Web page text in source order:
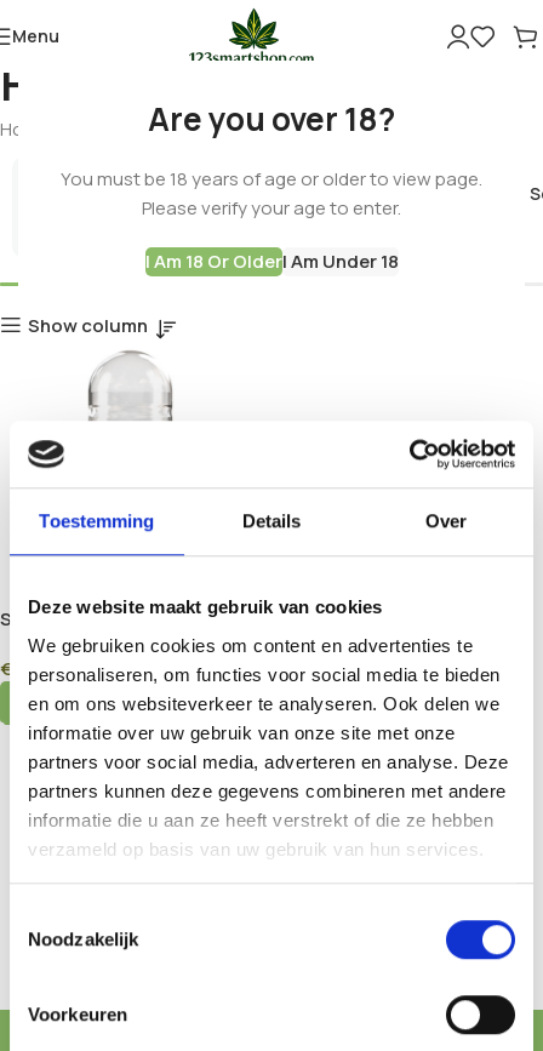
Toestemming Details Over
Deze website maakt gebruik van cookies
We gebruiken cookies om content en advertenties te
personaliseren, om functies voor social media te bieden
en om ons websiteverkeer te analyseren. Ook delen we
informatie over uw gebruik van onze site met onze
partners voor social media, adverteren en analyse. Deze
partners kunnen deze gegevens combineren met andere
informatie die u aan ze heeft verstrekt of die ze hebben
verzameld op basis van uw gebruik van hun services.
Noodzakelijk
Voorkeuren
Are you over 18?
You must be 18 years of age or older to view page.
Please verify your age to enter.
I Am 18 Or OlderI Am Under 18
Menu
HPMCVega
Home Products tagged “HPMCVega”
Best Deals
Cannabis
Show column
Size 1 Capsules for Precise
Dosing – Gelatine & Vegan
HPMC Options
€ 4,95–€6,50
Select Options